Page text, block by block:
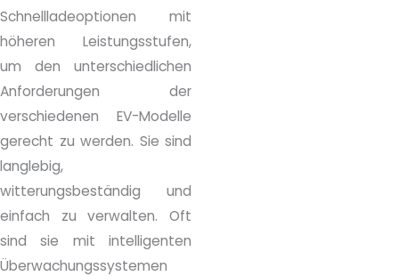
Schnellladeoptionen mit
höheren Leistungsstufen,
um den unterschiedlichen
Anforderungen der
verschiedenen EV-Modelle
gerecht zu werden. Sie sind
langlebig,
witterungsbeständig und
einfach zu verwalten. Oft
sind sie mit intelligenten
Überwachungssystemen